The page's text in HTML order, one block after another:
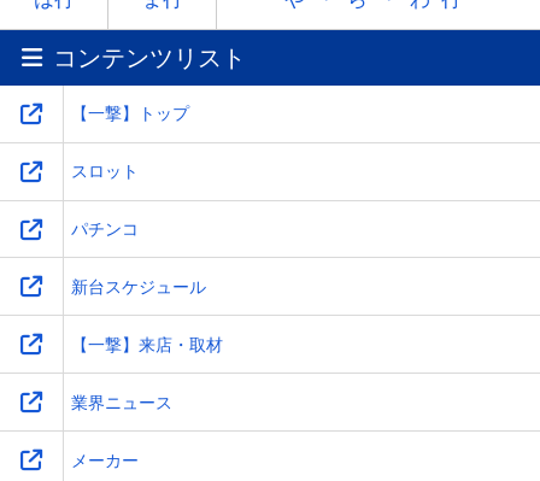
ワ -
コンテンツリスト
【一撃】トップ
スロット
パチンコ
新台スケジュール
【一撃】来店・取材
業界ニュース
メーカー